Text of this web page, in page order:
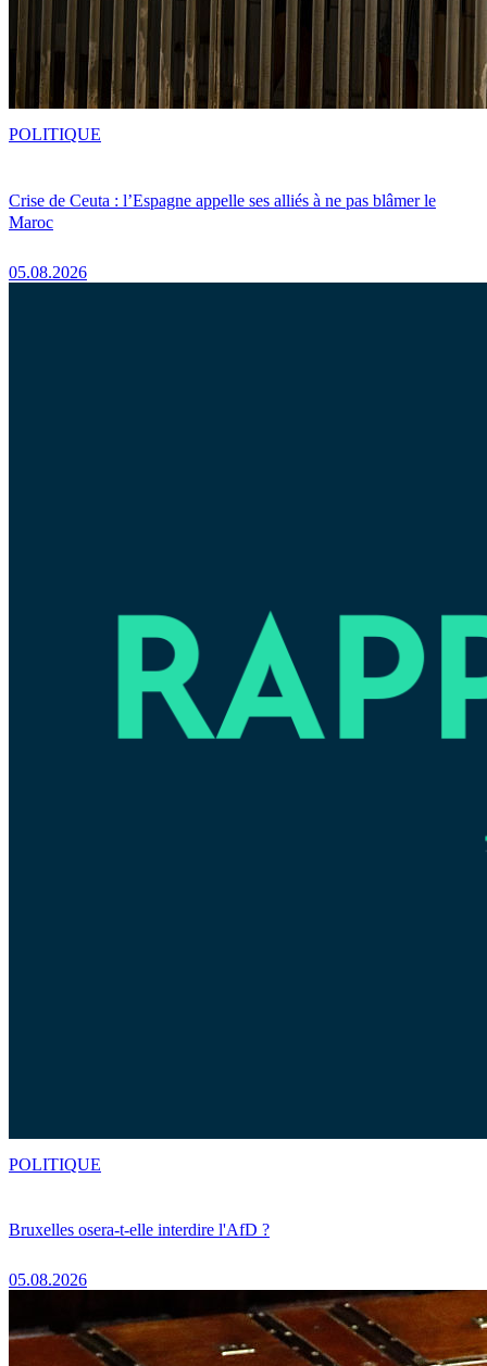
Crise de Ceuta : l’Espagne appelle ses alliés à ne pas blâmer le
Maroc
05.08.2026
POLITIQUE
Bruxelles osera-t-elle interdire l'AfD ?
05.08.2026
POLITIQUE